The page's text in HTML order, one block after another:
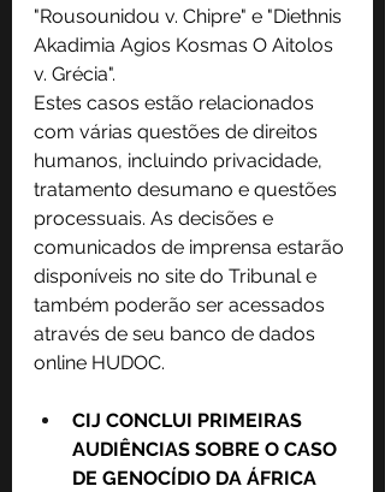
"Rousounidou v. Chipre" e "Diethnis
Akadimia Agios Kosmas O Aitolos
v. Grécia".
Estes casos estão relacionados
com várias questões de direitos
humanos, incluindo privacidade,
tratamento desumano e questões
processuais. As decisões e
comunicados de imprensa estarão
disponíveis no site do Tribunal e
também poderão ser acessados ​​
através de seu banco de dados
online HUDOC.
CIJ CONCLUI PRIMEIRAS
AUDIÊNCIAS SOBRE O CASO
DE GENOCÍDIO DA ÁFRICA